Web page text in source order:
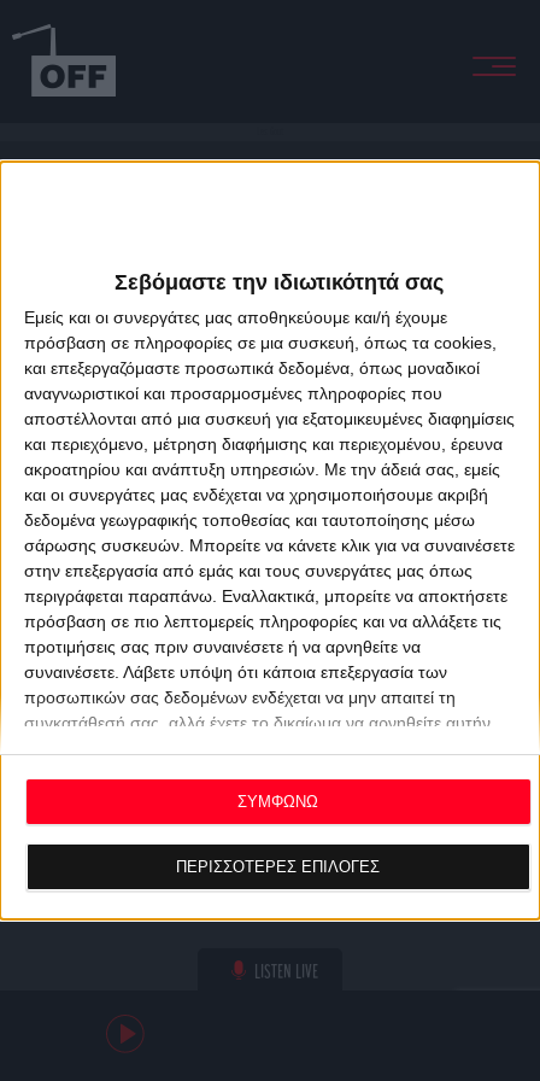
Σεβόμαστε την ιδιωτικότητά σας
Εμείς και οι συνεργάτες μας αποθηκεύουμε και/ή έχουμε
πρόσβαση σε πληροφορίες σε μια συσκευή, όπως τα cookies,
και επεξεργαζόμαστε προσωπικά δεδομένα, όπως μοναδικοί
αναγνωριστικοί και προσαρμοσμένες πληροφορίες που
αποστέλλονται από μια συσκευή για εξατομικευμένες διαφημίσεις
και περιεχόμενο, μέτρηση διαφήμισης και περιεχομένου, έρευνα
ακροατηρίου και ανάπτυξη υπηρεσιών. Με την άδειά σας, εμείς
και οι συνεργάτες μας ενδέχεται να χρησιμοποιήσουμε ακριβή
δεδομένα γεωγραφικής τοποθεσίας και ταυτοποίησης μέσω
σάρωσης συσκευών. Μπορείτε να κάνετε κλικ για να συναινέσετε
στην επεξεργασία από εμάς και τους συνεργάτες μας όπως
περιγράφεται παραπάνω. Εναλλακτικά, μπορείτε να αποκτήσετε
πρόσβαση σε πιο λεπτομερείς πληροφορίες και να αλλάξετε τις
προτιμήσεις σας πριν συναινέσετε ή να αρνηθείτε να
συναινέσετε. Λάβετε υπόψη ότι κάποια επεξεργασία των
προσωπικών σας δεδομένων ενδέχεται να μην απαιτεί τη
συγκατάθεσή σας, αλλά έχετε το δικαίωμα να αρνηθείτε αυτήν
ανακαλέσετε τη συγκατάθεσή σας ανά πάσα στιγμή
επιστρέφοντας σε αυτόν τον ιστότοπο και κάνοντας κλικ στο
κουμπί "Απορρήτου" στο κάτω μέρος της ιστοσελίδας.
ΠΕΡΙΣΣΟΤΕΡΕΣ ΕΠΙΛΟΓΕΣ
ΣΥΜΦΩΝΩ
LISTEN LIVE
About Offradio Business Class Terms & Conditions
Privacy Policy
Designed & developed byporcupine colors&Fotis Alexandrou